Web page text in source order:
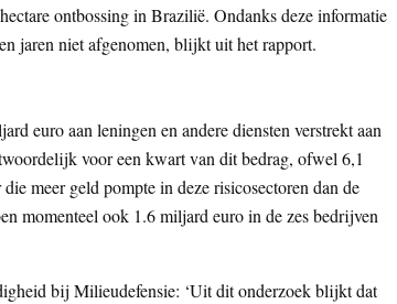
ontbossing in Brazilië. Ondanks deze informatie
jaren niet afgenomen, blijkt uit het rapport.
euro aan leningen en andere diensten verstrekt aan
voor een kwart van dit bedrag, ofwel 6,1
meer geld pompte in deze risicosectoren dan de
momenteel ook 1.6 miljard euro in de zes bedrijven
bij Milieudefensie: ‘Uit dit onderzoek blijkt dat